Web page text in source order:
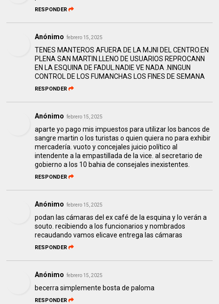
RESPONDER
Anónimo febrero 15, 2025
TENES MANTEROS AFUERA DE LA MJNI DEL CENTRO.EN
PLENA SAN MARTIN.LLENO DE USUARIOS REPROCANN
EN LA ESQUINA DE FADUL.NADIE VE NADA .NINGUN
CONTROL DE LOS FUMANCHAS LOS FINES DE SEMANA
RESPONDER
Anónimo febrero 15, 2025
aparte yo pago mis impuestos para utilizar los bancos de
sangre martin o los turistas o quien quiera no para exhibir
mercadería. vuoto y concejales juicio político al
intendente a la empastillada de la vice. al secretario de
gobierno a los 10 bahia de consejales inexistentes.
RESPONDER
Anónimo febrero 15, 2025
podan las cámaras del ex café de la esquina y lo verán a
souto. recibiendo a los funcionarios y nombrados
recaudando vamos elicave entrega las cámaras
RESPONDER
Anónimo febrero 15, 2025
becerra simplemente bosta de paloma
RESPONDER